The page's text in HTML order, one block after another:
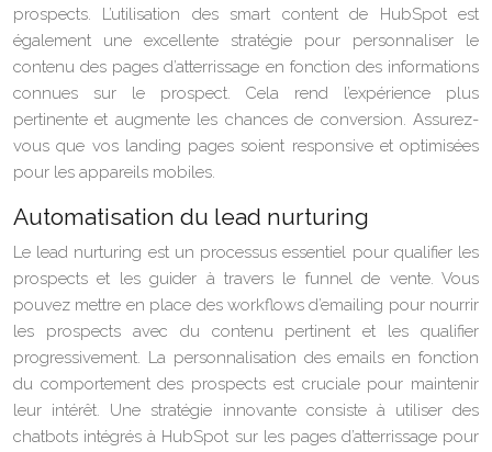
prospects. L’utilisation des smart content de HubSpot est
également une excellente stratégie pour personnaliser le
contenu des pages d’atterrissage en fonction des informations
connues sur le prospect. Cela rend l’expérience plus
pertinente et augmente les chances de conversion. Assurez-
vous que vos landing pages soient responsive et optimisées
pour les appareils mobiles.
Automatisation du lead nurturing
Le lead nurturing est un processus essentiel pour qualifier les
prospects et les guider à travers le funnel de vente. Vous
pouvez mettre en place des workflows d’emailing pour nourrir
les prospects avec du contenu pertinent et les qualifier
progressivement. La personnalisation des emails en fonction
du comportement des prospects est cruciale pour maintenir
leur intérêt. Une stratégie innovante consiste à utiliser des
chatbots intégrés à HubSpot sur les pages d’atterrissage pour